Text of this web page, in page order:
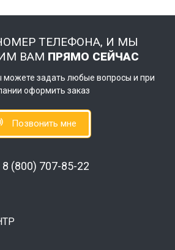
ТЕЛЕФОНА, И МЫ
ВАМ ПРЯМО СЕЙЧАС
можете задать любые вопросы и при
оформить заказ
Позвонить мне
8 (800) 707-85-22